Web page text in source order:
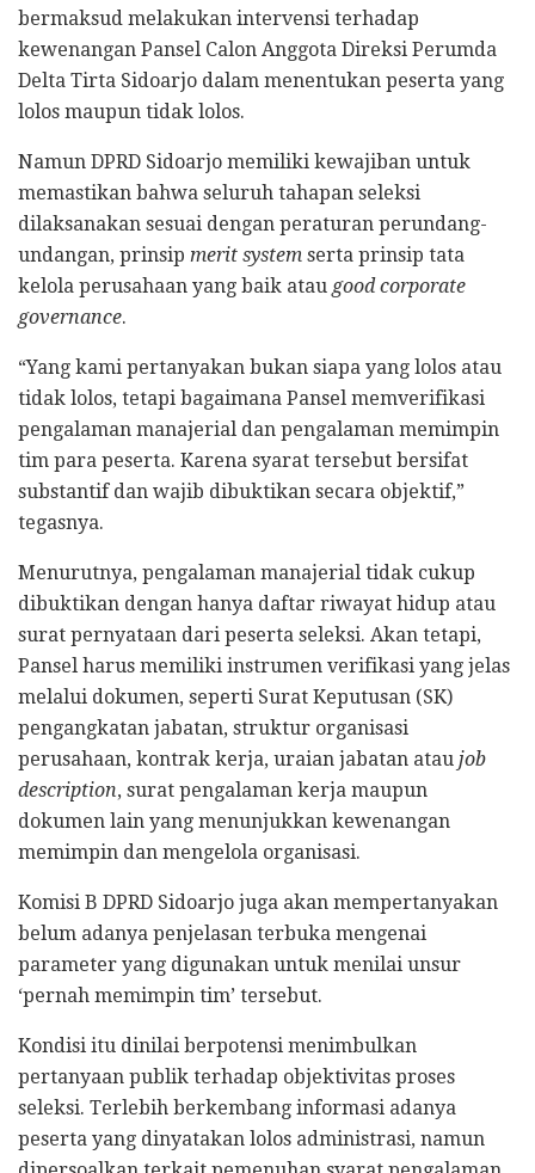
bermaksud melakukan intervensi terhadap
kewenangan Pansel Calon Anggota Direksi Perumda
Delta Tirta Sidoarjo dalam menentukan peserta yang
lolos maupun tidak lolos.
Namun DPRD Sidoarjo memiliki kewajiban untuk
memastikan bahwa seluruh tahapan seleksi
dilaksanakan sesuai dengan peraturan perundang-
undangan, prinsip merit system serta prinsip tata
kelola perusahaan yang baik atau good corporate
governance.
“Yang kami pertanyakan bukan siapa yang lolos atau
tidak lolos, tetapi bagaimana Pansel memverifikasi
pengalaman manajerial dan pengalaman memimpin
tim para peserta. Karena syarat tersebut bersifat
substantif dan wajib dibuktikan secara objektif,”
tegasnya.
Menurutnya, pengalaman manajerial tidak cukup
dibuktikan dengan hanya daftar riwayat hidup atau
surat pernyataan dari peserta seleksi. Akan tetapi,
Pansel harus memiliki instrumen verifikasi yang jelas
melalui dokumen, seperti Surat Keputusan (SK)
pengangkatan jabatan, struktur organisasi
perusahaan, kontrak kerja, uraian jabatan atau job
description, surat pengalaman kerja maupun
dokumen lain yang menunjukkan kewenangan
memimpin dan mengelola organisasi.
Komisi B DPRD Sidoarjo juga akan mempertanyakan
belum adanya penjelasan terbuka mengenai
parameter yang digunakan untuk menilai unsur
‘pernah memimpin tim’ tersebut.
Kondisi itu dinilai berpotensi menimbulkan
pertanyaan publik terhadap objektivitas proses
seleksi. Terlebih berkembang informasi adanya
peserta yang dinyatakan lolos administrasi, namun